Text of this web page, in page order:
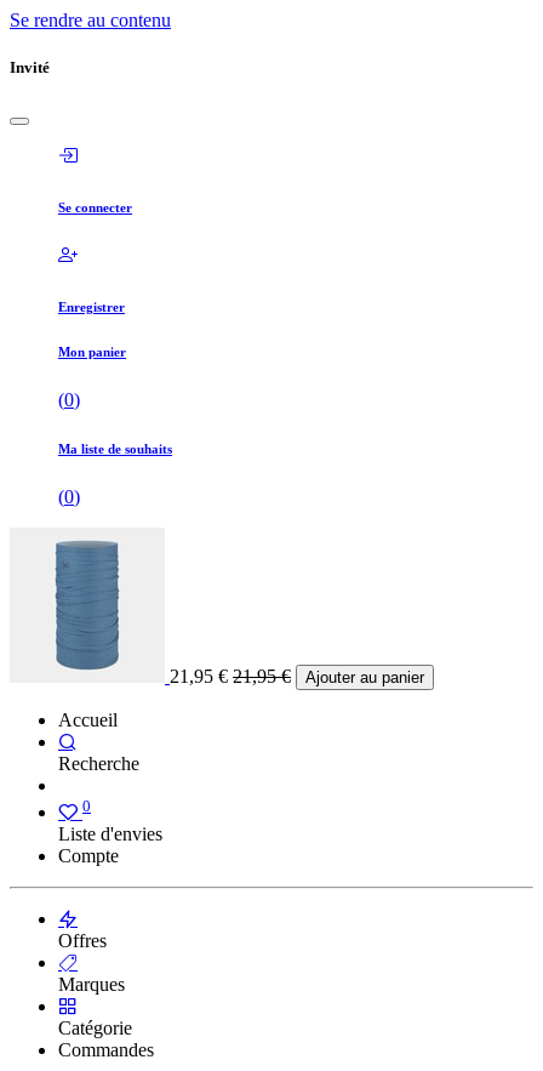
Se rendre au contenu
Invité
Se connecter
Enregistrer
Mon panier
(0)
Ma liste de souhaits
(0)
21,95 € 21,95€ Ajouter au panier
Accueil
Recherche
0
Liste d'envies
Compte
Offres
Marques
Catégorie
Commandes